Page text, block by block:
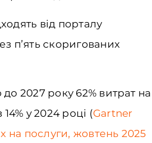
від порталу
п’ять скоригованих
2027 року 62% витрат на
у 2024 році (Gartner
на послуги, жовтень 2025